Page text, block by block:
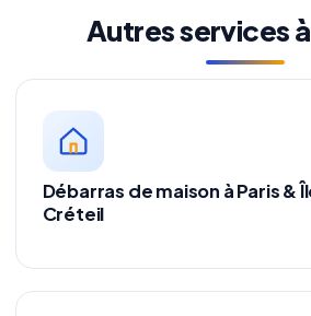
Autres services
Débarras de maison à Paris &
Créteil